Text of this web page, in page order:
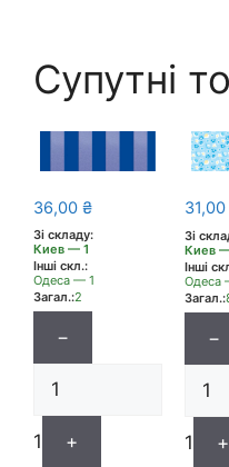
Супутні
36,00 ₴
Зі складу:
Киев — 1
Інші скл.:
Одеса — 1
Загал.:2
−
1 +
31,00
Зі
Киев
Інші
Одеса
Загал.:
−
1 +